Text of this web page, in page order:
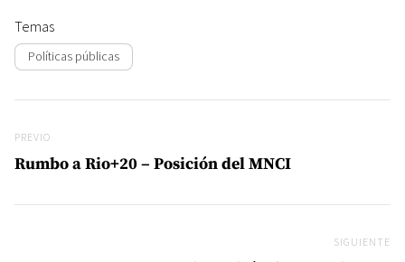
Temas
Políticas públicas
Previo
PREVIO
Rumbo a Rio+20 – Posición del MNCI
SIGUIENTE